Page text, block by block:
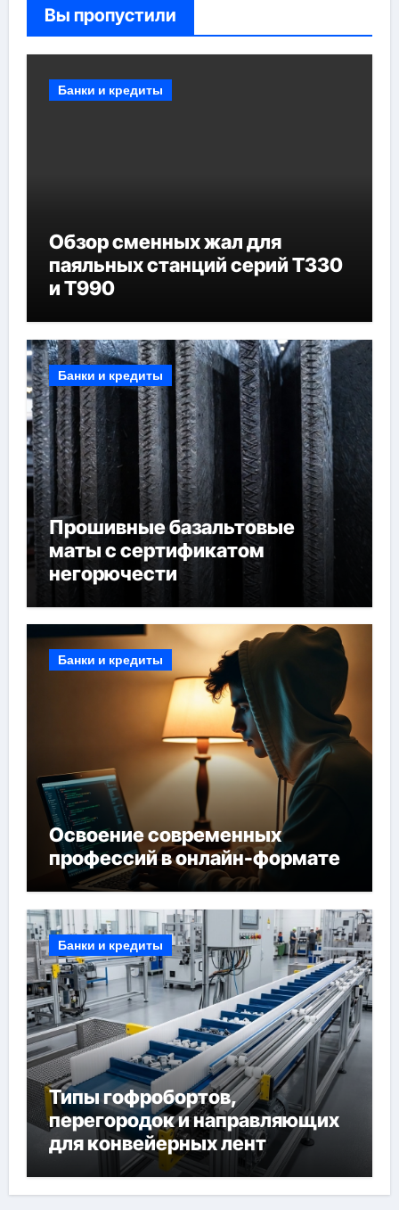
Вы пропустили
Банки и кредиты
Обзор сменных жал для
паяльных станций серий T330
и T990
Банки и кредиты
Прошивные базальтовые
маты с сертификатом
негорючести
Банки и кредиты
Освоение современных
профессий в онлайн-формате
Банки и кредиты
Типы гофробортов,
перегородок и направляющих
для конвейерных лент